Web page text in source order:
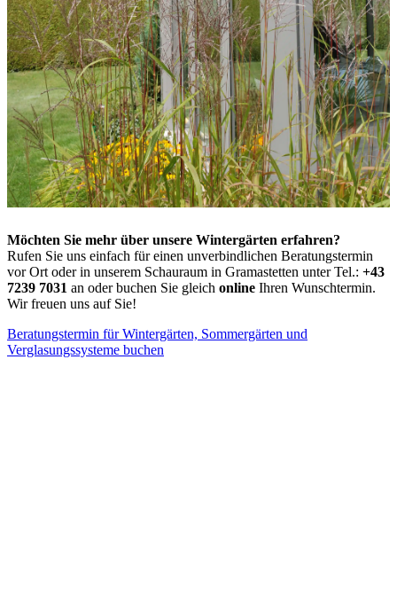
Möchten Sie mehr über unsere Wintergärten erfahren?
Rufen Sie uns einfach für einen unverbindlichen Beratungstermin
vor Ort oder in unserem Schauraum in Gramastetten unter Tel.: +43
7239 7031 an oder buchen Sie gleich online Ihren Wunschtermin.
Wir freuen uns auf Sie!
Beratungstermin für Wintergärten, Sommergärten und
Verglasungssysteme buchen